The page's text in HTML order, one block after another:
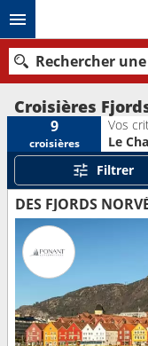
Rechercher
Nos destinations
Mois de départ
Ports
Croisières
9
croisières
Vos
Le
Filtrer
DES FJORDS